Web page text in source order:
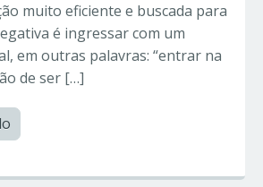
muito eficiente e buscada para
é ingressar com um
em outras palavras: “entrar na
de ser […]